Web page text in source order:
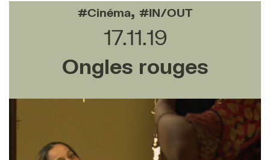
Cinéma, IN/OUT
17.11.19
Ongles rouges